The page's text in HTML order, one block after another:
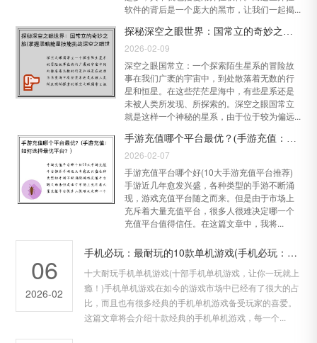
软件的背后是一个庞大的黑市，让我们一起揭...
探秘深空之眼世界：国常立的奇妙之旅(掌握黑暗能量技能挑战深空之眼世界：国常立的惊险旅程)
2026-02-09
深空之眼国常立：一个探索陌生星系的冒险故
事在我们广袤的宇宙中，到处散落着无数的行
星和恒星。在这些茫茫星海中，有些星系还是
未被人类所发现、所探索的。深空之眼国常立
就是这样一个神秘的星系，由于位于较为偏远...
手游充值哪个平台最优？(手游充值：如何选择最优平台？)
2026-02-07
手游充值平台哪个好(10大手游充值平台推荐)
手游近几年愈发兴盛，各种类型的手游不断涌
现，游戏充值平台随之而来。但是由于市场上
充斥着大量充值平台，很多人很难决定哪一个
充值平台值得信任。在这篇文章中，我将...
06
2026-02
手机必玩：最耐玩的10款单机游戏(手机必玩：10款耐玩单机游戏推荐)
十大耐玩手机单机游戏(十部手机单机游戏，让你一玩就上
瘾！)手机单机游戏在如今的游戏市场中已经有了很大的占
比，而且也有很多经典的手机单机游戏备受玩家的喜爱。
这篇文章将会介绍十款经典的手机单机游戏，每一个...